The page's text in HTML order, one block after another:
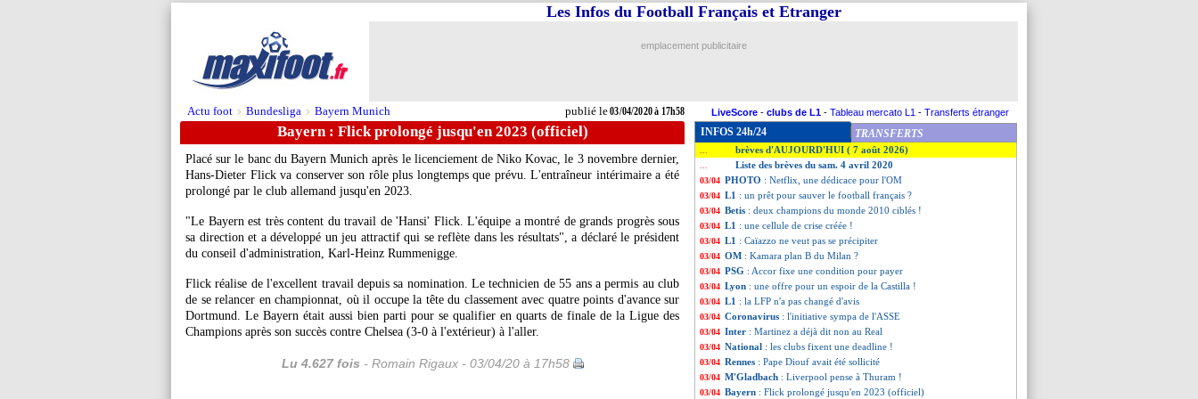
Actu foot > Bundesliga > Bayern Munich publié le03/04/2020 à 17h58
Les Infos du Football Français et Etranger
emplacement publicitaire
LiveScore - clubs de L1 - Tableau mercato L1 - Transferts étranger
Bayern : Flick prolongé jusqu'en 2023 (officiel)
Placé sur le banc du Bayern Munich après le licenciement de Niko Kovac, le 3 novembre dernier,
Hans-Dieter Flick va conserver son rôle plus longtemps que prévu. L'entraîneur intérimaire a été
prolongé par le club allemand jusqu'en 2023.
"Le Bayern est très content du travail de 'Hansi' Flick. L'équipe a montré de grands progrès sous
sa direction et a développé un jeu attractif qui se reflète dans les résultats", a déclaré le président
du conseil d'administration, Karl-Heinz Rummenigge.
Flick réalise de l'excellent travail depuis sa nomination. Le technicien de 55 ans a permis au club
de se relancer en championnat, où il occupe la tête du classement avec quatre points d'avance sur
Dortmund. Le Bayern était aussi bien parti pour se qualifier en quarts de finale de la Ligue des
Champions après son succès contre Chelsea (3-0 à l'extérieur) à l'aller.
Lu 4.627 fois - Romain Rigaux - 03/04/20 à 17h58
INFOS 24h/24 TRANSFERTS
brèves d'AUJOURD'HUI ( 7 août 2026)
Liste des brèves du sam. 4 avril 2020
03/04 PHOTO : Netflix, une dédicace pour l'OM
03/04 L1 : un prêt pour sauver le football français ?
03/04 Betis : deux champions du monde 2010 ciblés !
03/04 L1 : une cellule de crise créée !
03/04 L1 : Caïazzo ne veut pas se précipiter
03/04 OM : Kamara plan B du Milan ?
03/04 PSG : Accor fixe une condition pour payer
03/04 Lyon : une offre pour un espoir de la Castilla !
03/04 L1 : la LFP n'a pas changé d'avis
03/04 Coronavirus : l'initiative sympa de l'ASSE
03/04 Inter : Martinez a déjà dit non au Real
03/04 National : les clubs fixent une deadline !
03/04 Rennes : Pape Diouf avait été sollicité
03/04 M'Gladbach : Liverpool pense à Thuram !
03/04 Bayern : Flick prolongé jusqu'en 2023 (officiel)